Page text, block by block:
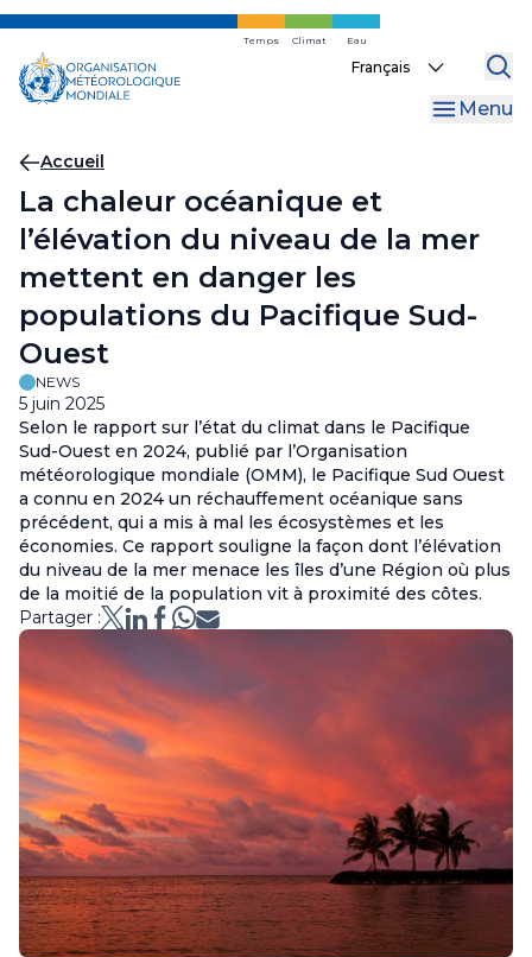
Skip
main
content
Temps Climat Eau
Select
Menu
Fil
d'Ariane
Accueil
La chaleur océanique et
l’élévation du niveau de la mer
mettent en danger les
populations du Pacifique Sud-
Ouest
NEWS
5 juin 2025
Selon le rapport sur l’état du climat dans le Pacifique
Sud-Ouest en 2024, publié par l’Organisation
météorologique mondiale (OMM), le Pacifique Sud Ouest
a connu en 2024 un réchauffement océanique sans
précédent, qui a mis à mal les écosystèmes et les
économies. Ce rapport souligne la façon dont l’élévation
du niveau de la mer menace les îles d’une Région où plus
de la moitié de la population vit à proximité des côtes.
Partager :